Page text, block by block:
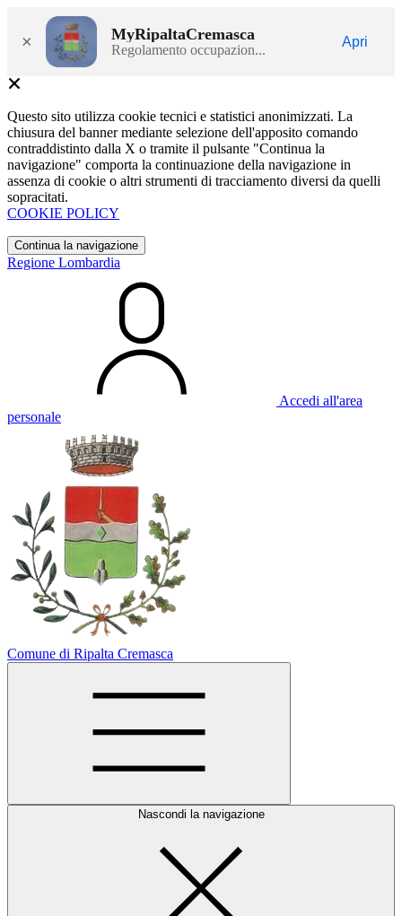
× MyRipaltaCremasca
Regolamento occupazion...
Apri
Questo sito utilizza cookie tecnici e statistici anonimizzati. La
chiusura del banner mediante selezione dell'apposito comando
contraddistinto dalla X o tramite il pulsante "Continua la
navigazione" comporta la continuazione della navigazione in
assenza di cookie o altri strumenti di tracciamento diversi da quelli
sopracitati.
COOKIE POLICY
Continua la navigazione
Regione Lombardia
Accedi all'area
personale
Comune di Ripalta Cremasca
Nascondi la navigazione